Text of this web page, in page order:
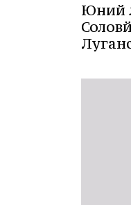
Юний